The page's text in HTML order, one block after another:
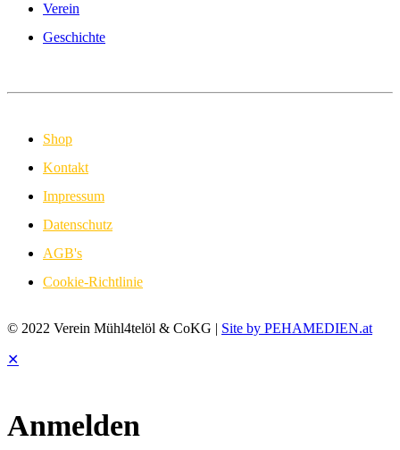
Verein
Geschichte
Shop
Kontakt
Impressum
Datenschutz
AGB's
Cookie-Richtlinie
© 2022 Verein Mühl4telöl & CoKG | Site by PEHAMEDIEN.at
✕
Anmelden